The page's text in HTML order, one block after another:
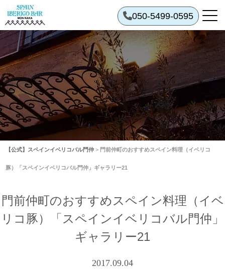
050-5499-0595
【公式】スペインイベリコバル門仲 > 門前仲町のおすすめスペイン料理（イベリコ
豚）「スペインイベリコバル門仲」ギャラリー21
門前仲町のおすすめスペイン料理（イベ
リコ豚）「スペインイベリコバル門仲」
ギャラリー21
2017.09.04